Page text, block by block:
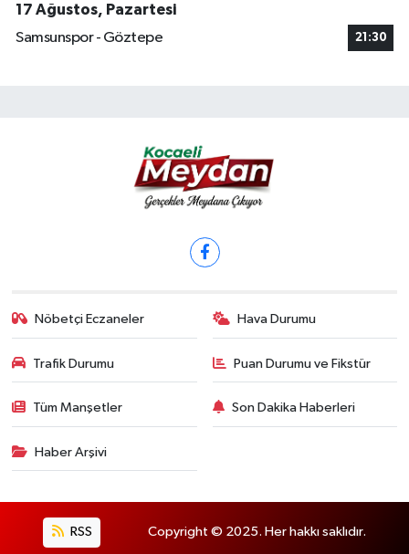
17 Ağustos, Pazartesi
Samsunspor - Göztepe
21:30
Nöbetçi Eczaneler Hava Durumu
Trafik Durumu Puan Durumu ve Fikstür
Tüm Manşetler Son Dakika Haberleri
Haber Arşivi
RSS Copyright © 2025. Her hakkı saklıdır.